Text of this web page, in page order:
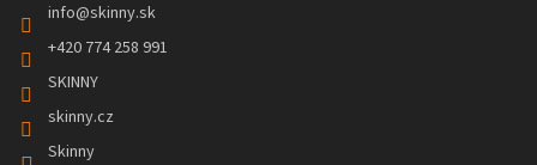
info@skinny.sk
+420 774 258 991
SKINNY
skinny.cz
Skinny